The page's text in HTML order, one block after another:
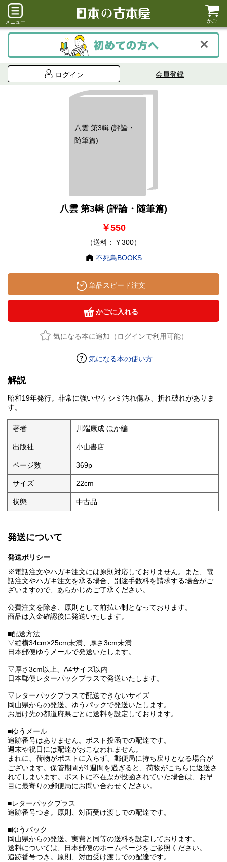
メニュー かご
ログイン 会員登録
八雲 第3輯 (評論・
随筆篇)
八雲 第3輯 (評論・随筆篇)
￥550
（送料：￥300）
不死鳥BOOKS
単品スピード注文
かごに入れる
気になる本に追加（ログインで利用可能）
気になる本の使い方
解説
昭和19年発行。非常に強いヤケシミ汚れ傷み、折れ破れがありま
す。
著者 川端康成 ほか編
出版社 小山書店
ページ数 369p
サイズ 22cm
状態 中古品
発送について
発送ポリシー
※電話注文やハガキ注文には原則対応しておりません。また、電
話注文やハガキ注文を承る場合、別途手数料を請求する場合がご
ざいますので、あらかじめご了承ください。
公費注文を除き、原則として前払い制となっております。
商品は入金確認後に発送いたします。
■配送方法
▽縦横34cm×25cm未満、厚さ3cm未満
日本郵便ゆうメールで発送いたします。
▽厚さ3cm以上、A4サイズ以内
日本郵便レターパックプラスで発送いたします。
▽レターパックプラスで配送できないサイズ
岡山県からの発送。ゆうパックで発送いたします。
お届け先の都道府県ごとに送料を設定しております。
■ゆうメール
追跡番号はありません。ポスト投函での配達です。
週末や祝日には配達がおこなわれません。
まれに、荷物がポストに入らず、郵便局に持ち戻りとなる場合が
ございます。保管期間が1週間を過ぎると、荷物がこちらに返送さ
れてしまいます。ポストに不在票が投函されていた場合は、お早
目に最寄りの郵便局にお問い合わせください。
■レターパックプラス
追跡番号つき。原則、対面受け渡しでの配達です。
■ゆうパック
岡山県からの発送。実費と同等の送料を設定しております。
送料については、日本郵便のホームページをご参照ください。
追跡番号つき。原則、対面受け渡しでの配達です。